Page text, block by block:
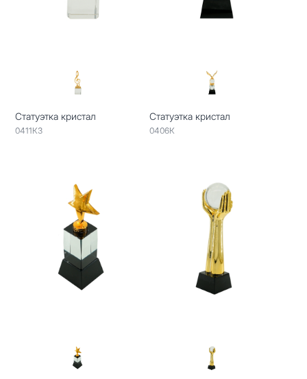
Статуэтка кристал
0411КЗ
Статуэтка кристал
0406К